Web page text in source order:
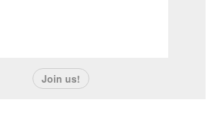
Join us!
ログイン 新規登録